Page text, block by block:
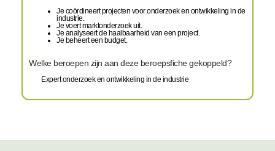
Je coördineert projecten voor onderzoek en ontwikkeling in de
industrie.
Je voert marktonderzoek uit.
Je analyseert de haalbaarheid van een project.
Je beheert een budget.
Welke beroepen zijn aan deze beroepsfiche gekoppeld?
Expert onderzoek en ontwikkeling in de industrie